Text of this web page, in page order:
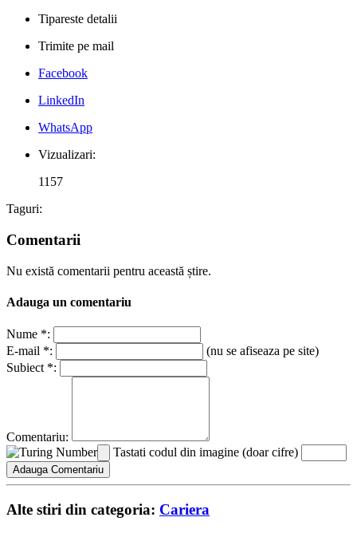
Tipareste detalii
Trimite pe mail
Facebook
LinkedIn
WhatsApp
Vizualizari:
1157
Taguri:
Comentarii
Nu există comentarii pentru această știre.
Adauga un comentariu
Nume *:
E-mail *:
(nu se afiseaza pe site)
Subiect *:
Comentariu:
Tastati codul din imagine (doar cifre)
Alte stiri din categoria: Cariera